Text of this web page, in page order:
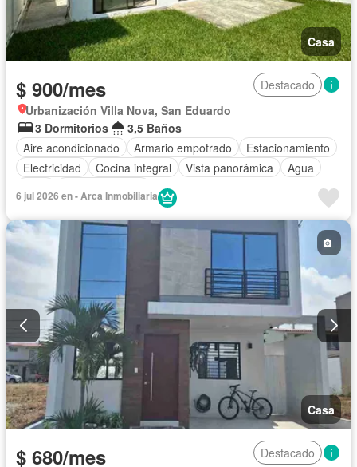
Casa
$ 900/mes
Destacado
Urbanización Villa Nova, San Eduardo
3 Dormitorios
3,5 Baños
Aire acondicionado
Armario empotrado
Estacionamiento
Electricidad
Cocina integral Vista panorámica
Agua
Acceso para personas con discapacidad
Jardín
Parrilla
Garita de guardianía Gimnasio
Seguridad
Piscina
Cancha de tenis Parcialmente amoblado
6 jul 2026 en - Arca Inmobiliaria
Casa
$ 680/mes Destacado